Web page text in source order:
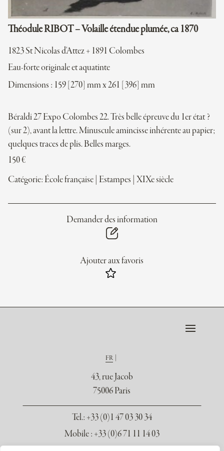
Théodule RIBOT – Volaille étendue plumée, ca 1870
1823 St Nicolas d'Attez + 1891 Colombes
Eau-forte originale et aquatinte
Dimensions : 159 [270] mm x 261 [396] mm
Béraldi 27 Expo Colombes 22. Très belle épreuve du 1er état ?
(sur 2), avant la lettre. Minuscule amincisse inhérente au papier;
quelques traces de plis. Belles marges.
150€
Catégorie: École française Estampes XIXe siècle
Demander des information
Ajouter aux favoris
FR
43, rue Jacob
75006 Paris
Tel.: +33 (0)1 47 03 30 34
Mobile : +33 (0)6 71 11 14 03